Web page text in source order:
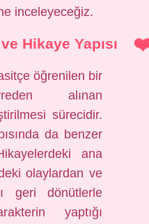
inceleyeceğiz.
Hikaye Yapısı
öğrenilen bir
alınan
sürecidir.
da benzer
ana
olaylardan ve
geri dönütlerle
yaptığı